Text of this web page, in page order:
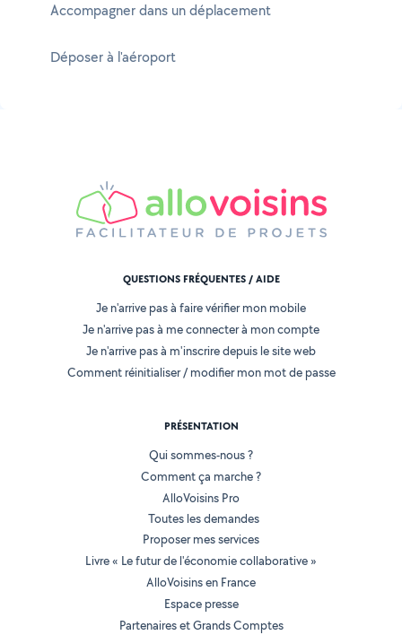
Accompagner dans un déplacement
Déposer à l'aéroport
QUESTIONS FRÉQUENTES / AIDE
Je n'arrive pas à faire vérifier mon mobile
Je n'arrive pas à me connecter à mon compte
Je n'arrive pas à m'inscrire depuis le site web
Comment réinitialiser / modifier mon mot de passe
PRÉSENTATION
Qui sommes-nous ?
Comment ça marche ?
AlloVoisins Pro
Toutes les demandes
Proposer mes services
Livre « Le futur de l'économie collaborative »
AlloVoisins en France
Espace presse
Partenaires et Grands Comptes